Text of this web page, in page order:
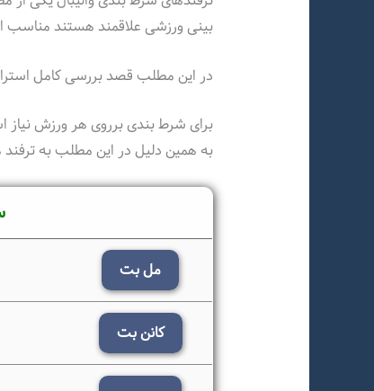
بینی ورزشی علاقمند هستند
در این مطلب قصد بررسی کامل
برای شرط بندی برروی هر ورزش نیاز
به همین دلیل در این مطلب به
مل بت
کانن بت